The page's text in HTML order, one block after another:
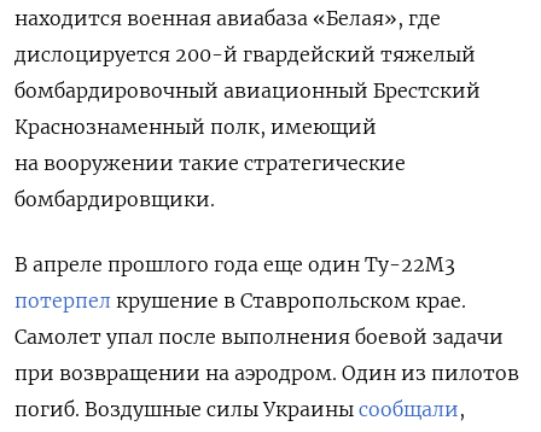
находится военная авиабаза «Белая», где
дислоцируется 200-й гвардейский тяжелый
бомбардировочный авиационный Брестский
Краснознаменный полк, имеющий
на вооружении такие стратегические
бомбардировщики.
В апреле прошлого года еще один Ту-22М3
потерпел крушение в Ставропольском крае.
Самолет упал после выполнения боевой задачи
при возвращении на аэродром. Один из пилотов
погиб. Воздушные силы Украины сообщали,